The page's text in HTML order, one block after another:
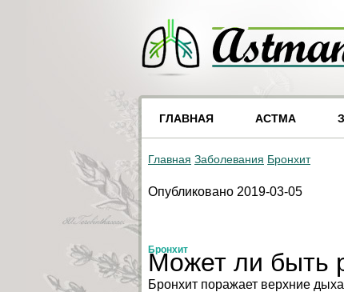
ГЛАВНАЯ АСТМА
Главная Заболевания Бронхит
Опубликовано 2019-03-05
Может ли быть
Бронхит
Бронхит поражает верхние